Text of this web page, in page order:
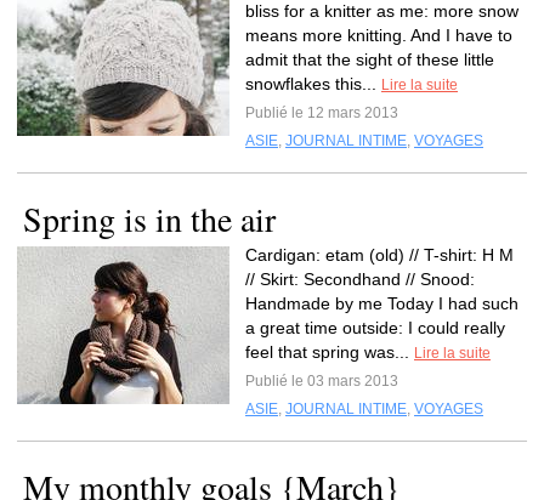
bliss for a knitter as me: more snow
means more knitting. And I have to
admit that the sight of these little
snowflakes this...
Lire la suite
Publié le 12 mars 2013
ASIE, JOURNAL INTIME, VOYAGES
Spring is in the air
Cardigan: etam (old) // T-shirt: H M
// Skirt: Secondhand // Snood:
Handmade by me Today I had such
a great time outside: I could really
feel that spring was...
Lire la suite
Publié le 03 mars 2013
ASIE, JOURNAL INTIME, VOYAGES
My monthly goals {March}